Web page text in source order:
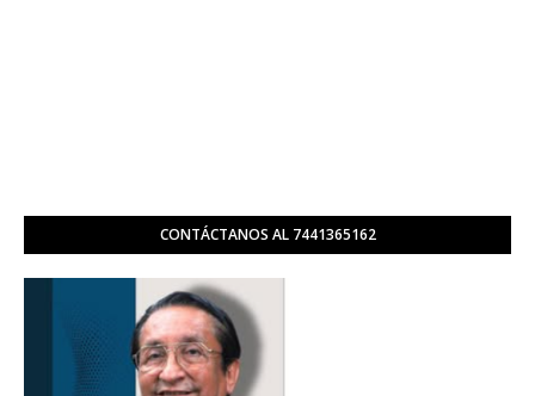
CONTÁCTANOS AL 7441365162